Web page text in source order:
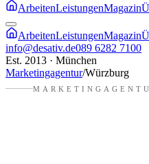
ArbeitenLeistungenMagazin
ArbeitenLeistungenMagazin
info@desativ.de089 6282 7100
Est. 2013 · München
Marketingagentur/Würzburg